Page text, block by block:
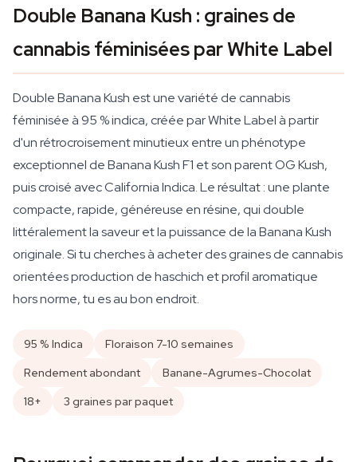
Double Banana Kush : graines de
cannabis féminisées par White Label
Double Banana Kush est une variété de cannabis
féminisée à 95 % indica, créée par White Label à partir
d'un rétrocroisement minutieux entre un phénotype
exceptionnel de Banana Kush F1 et son parent OG Kush,
puis croisé avec California Indica. Le résultat : une plante
compacte, rapide, généreuse en résine, qui double
littéralement la saveur et la puissance de la Banana Kush
originale. Si tu cherches à acheter des graines de cannabis
orientées production de haschich et profil aromatique
hors norme, tu es au bon endroit.
95 % Indica
Floraison 7-10 semaines
Rendement abondant
Banane-Agrumes-Chocolat
18+
3 graines par paquet